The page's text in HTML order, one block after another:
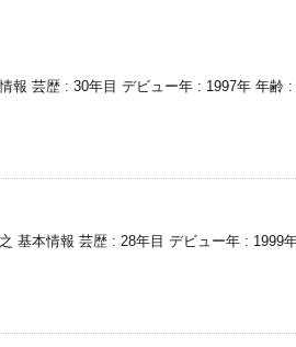
報 芸歴 : 30年目 デビュー年 : 1997年 年
基本情報 芸歴 : 28年目 デビュー年 :